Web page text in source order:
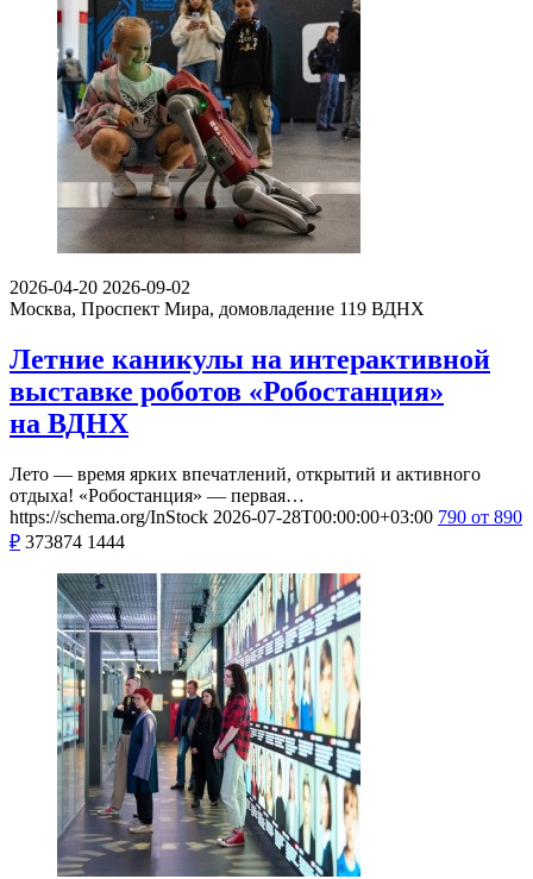
2026-04-20 2026-09-02
Москва, Проспект Мира, домовладение 119 ВДНХ
Летние каникулы на интерактивной
выставке роботов «Робостанция»
на ВДНХ
Лето — время ярких впечатлений, открытий и активного
отдыха! «Робостанция» — первая…
https://schema.org/InStock 2026-07-28T00:00:00+03:00 790 от 890
₽ 373874 1444